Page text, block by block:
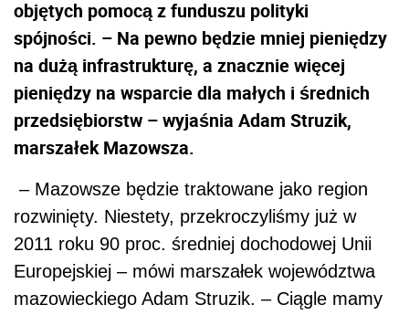
objętych pomocą z funduszu polityki
spójności. – Na pewno będzie mniej pieniędzy
na dużą infrastrukturę, a znacznie więcej
pieniędzy na wsparcie dla małych i średnich
przedsiębiorstw – wyjaśnia Adam Struzik,
marszałek Mazowsza.
– Mazowsze będzie traktowane jako region
rozwinięty. Niestety, przekroczyliśmy już w
2011 roku 90 proc. średniej dochodowej Unii
Europejskiej – mówi marszałek województwa
mazowieckiego Adam Struzik. – Ciągle mamy